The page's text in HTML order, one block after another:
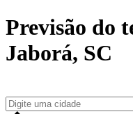
Previsão do
Jaborá, SC